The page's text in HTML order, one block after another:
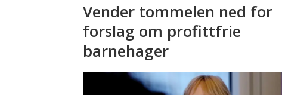
Vender tommelen ned for
forslag om profittfrie
barnehager